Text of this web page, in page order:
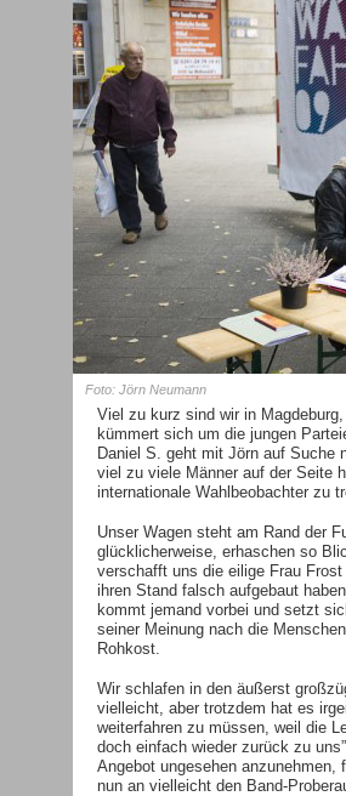
Foto: Jörn Neumann
Viel zu kurz sind wir in
kümmert sich um die jungen
Daniel S. geht mit Jörn auf Suche
viel zu viele Männer auf der Seite
internationale Wahlbeobachter zu
Unser Wagen steht am Rand der
glücklicherweise, erhaschen so
verschafft uns die eilige Frau
ihren Stand falsch aufgebaut
kommt jemand vorbei und setzt
seiner Meinung nach die
Rohkost.
Wir schlafen in den äußerst
vielleicht, aber trotzdem hat es
weiterfahren zu müssen, weil die
doch einfach wieder zurück zu
Angebot ungesehen anzunehmen,
nun an vielleicht den Band-